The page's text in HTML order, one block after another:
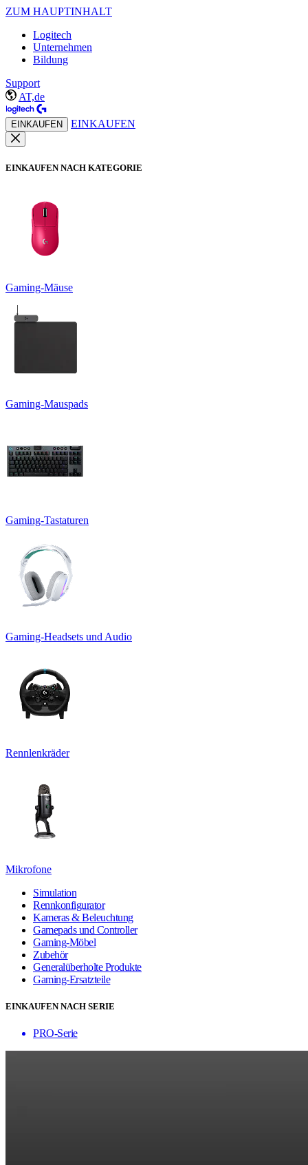
ZUM HAUPTINHALT
Logitech
Unternehmen
Bildung
Support
AT,de
EINKAUFEN EINKAUFEN
EINKAUFEN NACH KATEGORIE
Gaming-Mäuse
Gaming-Mauspads
Gaming-Tastaturen
Gaming-Headsets und Audio
Rennlenkräder
Mikrofone
Simulation
Rennkonfigurator
Kameras & Beleuchtung
Gamepads und Controller
Gaming-Möbel
Zubehör
Generalüberholte Produkte
Gaming-Ersatzteile
EINKAUFEN NACH SERIE
PRO-Serie